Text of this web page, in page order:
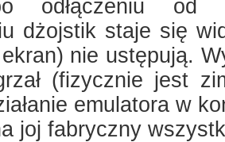
odłączeniu od
dżojstik staje się
nie ustępują.
(fizycznie jest
emulatora w
joj fabryczny